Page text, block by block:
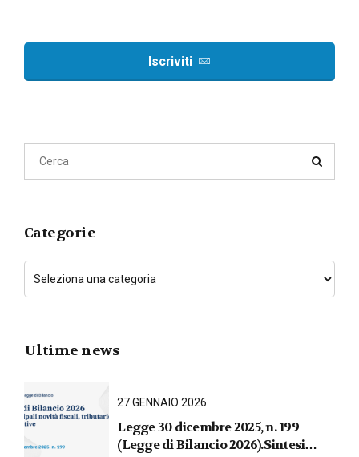
Iscriviti
Categorie
Ultime news
27 GENNAIO 2026
Legge 30 dicembre 2025, n. 199
(Legge di Bilancio 2026).Sintesi